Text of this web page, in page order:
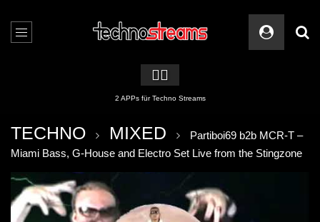
🏳️‍🌈
2 APPs für Techno Streams
TECHNO MIXED
Partiboi69 b2b MCR-T –
Miami Bass, G-House and Electro Set Live from the Stingzone